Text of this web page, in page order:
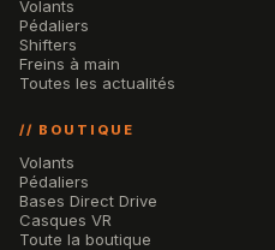
Volants
Pédaliers
Shifters
Freins à main
Toutes les actualités
// BOUTIQUE
Volants
Pédaliers
Bases Direct Drive
Casques VR
Toute la boutique